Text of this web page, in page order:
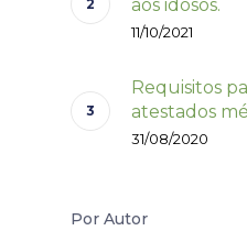
aos idosos.
11/10/2021
Requisitos
atestados
31/08/2020
Por Autor